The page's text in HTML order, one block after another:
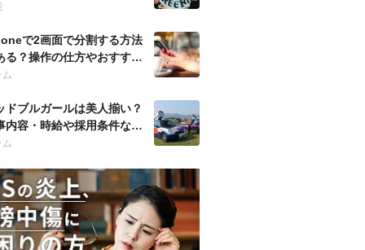
も調査！
で2画面で分割する方法
る？操作の仕方やおすすめ
リも紹介！
ム
ドブルガールは美人揃い？
内容・時給や採用条件など
底調査！
ム